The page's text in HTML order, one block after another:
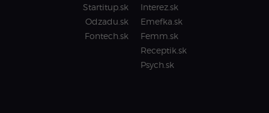
Startitup.sk
Odzadu.sk
Fontech.sk
Interez.sk
Emefka.sk
Femm.sk
Receptik.sk
Psych.sk